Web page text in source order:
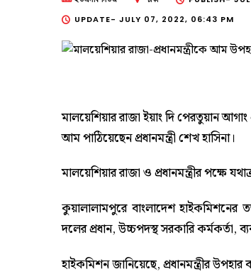
UPDATE- JULY 07, 2022, 06:43 PM
মালয়েশিয়ার রাজা ইয়াং দি পেরতুয়ান আগাং
আম পাঠিয়েছেন প্রধানমন্ত্রী শেখ হাসিনা।
মালয়েশিয়ার রাজা ও প্রধানমন্ত্রীর পক্ষে
কুয়ালালামপুরে বাংলাদেশ হাইকমিশনের
দলের প্রধান, উচ্চপদস্থ সরকারি কর্মকর্তা,
হাইকমিশন জানিয়েছে, প্রধানমন্ত্রীর উপহার